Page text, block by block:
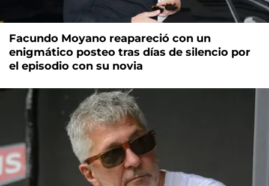
Facundo Moyano reapareció con un
enigmático posteo tras días de silencio por
el episodio con su novia